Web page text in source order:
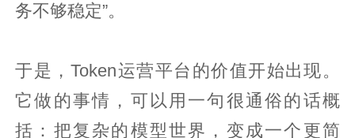
务不够稳定”。
于是，Token运营平台的价值开始出现。
它做的事情，可以用一句很通俗的话概
括：把复杂的模型世界，变成一个更简